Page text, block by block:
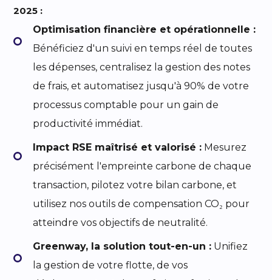
2025 :
Optimisation financière et opérationnelle :
Bénéficiez d'un suivi en temps réel de toutes
les dépenses, centralisez la gestion des notes
de frais, et automatisez jusqu'à 90% de votre
processus comptable pour un gain de
productivité immédiat.
Impact RSE maîtrisé et valorisé : Mesurez
précisément l'empreinte carbone de chaque
transaction, pilotez votre bilan carbone, et
utilisez nos outils de compensation CO₂ pour
atteindre vos objectifs de neutralité.
Greenway, la solution tout-en-un : Unifiez
la gestion de votre flotte, de vos